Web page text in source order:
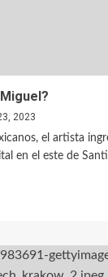
2023
el artista
en el este de